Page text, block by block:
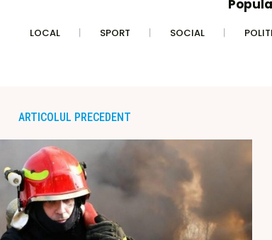
LOCAL SPORT SOCIAL
ARTICOLUL PRECEDENT